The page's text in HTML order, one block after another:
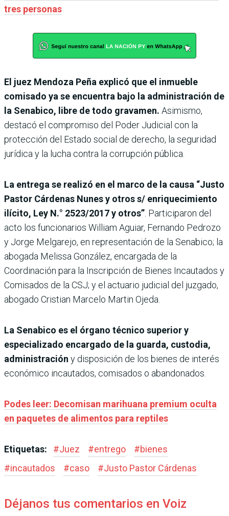
tres personas
El juez Mendoza Peña explicó que el inmueble
comisado ya se encuentra bajo la administración de
la Senabico, libre de todo gravamen. Asimismo,
destacó el compromiso del Poder Judicial con la
protección del Estado social de derecho, la seguridad
jurídica y la lucha contra la corrupción pública.
La entrega se realizó en el marco de la causa “Justo
Pastor Cárdenas Nunes y otros s/ enriquecimiento
ilícito, Ley N.° 2523/2017 y otros” . Participaron del
acto los funcionarios William Aguiar, Fernando Pedrozo
y Jorge Melgarejo, en representación de la Senabico; la
abogada Melissa González, encargada de la
Coordinación para la Inscripción de Bienes Incautados y
Comisados de la CSJ; y el actuario judicial del juzgado,
abogado Cristian Marcelo Martin Ojeda.
La Senabico es el órgano técnico superior y
especializado encargado de la guarda, custodia,
administración y disposición de los bienes de interés
económico incautados, comisados o abandonados.
Podes leer: Decomisan marihuana premium oculta
en paquetes de alimentos para reptiles
Etiquetas: #Juez #entrego #bienes
#incautados #caso #Justo Pastor Cárdenas
Déjanos tus comentarios en Voiz